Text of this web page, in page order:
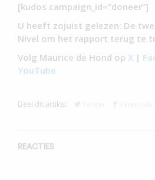
[kudos campaign_id=”doneer”]
U heeft zojuist gelezen: De
Nivel om het rapport terug te
Volg Maurice de Hond op X |
YouTube
Deel dit artikel:
REACTIES